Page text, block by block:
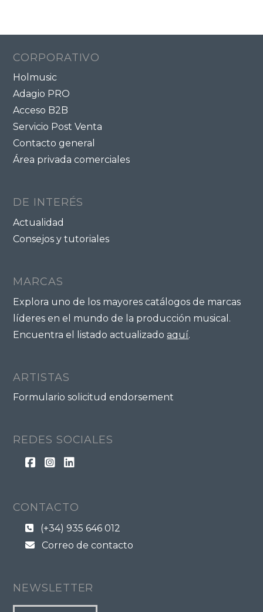
CORPORATIVO
Holmusic
Adagio PRO
Acceso B2B
Servicio Post Venta
Contacto general
Área privada comerciales
DE INTERÉS
Actualidad
Consejos y tutoriales
MARCAS
Explora uno de los mayores catálogos de marcas
líderes en el mundo de la producción musical.
Encuentra el listado actualizadoaquí.
ARTISTAS
Formulario solicitud endorsement
REDES SOCIALES
CONTACTO
(+34) 935 646 012
Correo de contacto
NEWSLETTER